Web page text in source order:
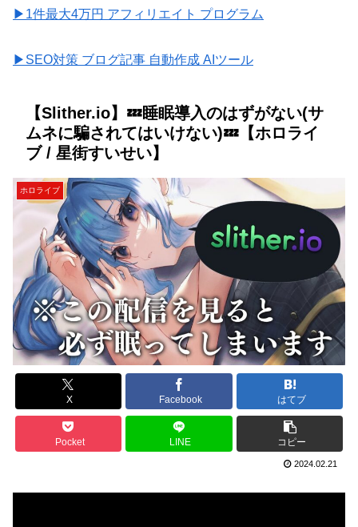
▶1件最大4万円 アフィリエイト プログラム
▶SEO対策 ブログ記事 自動作成 AIツール
【Slither.io】💤睡眠導入のはずがない(サ
ムネに騙されてはいけない)💤【ホロライ
ブ / 星街すいせい】
ホロライブ
X Facebook はてブ
Pocket LINE コピー
2024.02.21